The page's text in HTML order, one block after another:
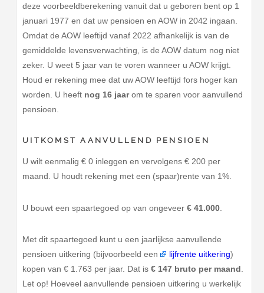
deze voorbeeldberekening vanuit dat u geboren bent op 1
januari 1977 en dat uw pensioen en AOW in 2042 ingaan.
Omdat de AOW leeftijd vanaf 2022 afhankelijk is van de
gemiddelde levensverwachting, is de AOW datum nog niet
zeker. U weet 5 jaar van te voren wanneer u AOW krijgt.
Houd er rekening mee dat uw AOW leeftijd fors hoger kan
worden. U heeft nog 16 jaarom te sparen voor aanvullend
pensioen.
UITKOMST AANVULLEND PENSIOEN
U wilt eenmalig € 0 inleggen en vervolgens € 200 per
maand. U houdt rekening met een (spaar)rente van 1%.
U bouwt een spaartegoed op van ongeveer€ 41.000
Met dit spaartegoed kunt u een jaarlijkse aanvullende
pensioen uitkering (bijvoorbeeld een
lijfrente uitkering)
kopen van € 1.763 per jaar. Dat is€ 147 bruto per maand.
Let op! Hoeveel aanvullende pensioen uitkering u werkelijk